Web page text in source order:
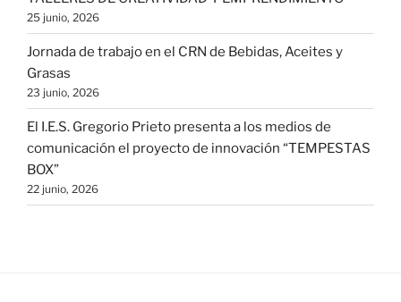
25 junio, 2026
Jornada de trabajo en el CRN de Bebidas, Aceites y
Grasas
23 junio, 2026
El I.E.S. Gregorio Prieto presenta a los medios de
comunicación el proyecto de innovación “TEMPESTAS
BOX”
22 junio, 2026